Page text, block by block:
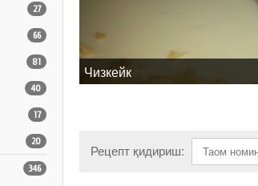
27
66
81
40
17
20
346
Чизкейк
Рецепт қидириш: